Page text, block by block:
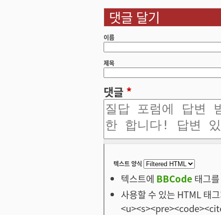
댓글 달기
이름
제목
댓글 *
텍스트 양식
텍스트에 BBCode 태그
사용할 수 있는 HTML